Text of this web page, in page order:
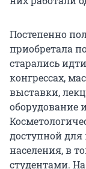
Постепенно
приобретала
старались
конгрессах,
выставки,
оборудование
доступной
населения, в
студентами.